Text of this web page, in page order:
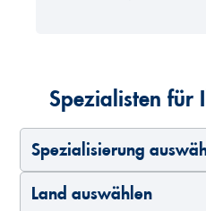
Spezialisten für
Spezialisierung
Land auswählen